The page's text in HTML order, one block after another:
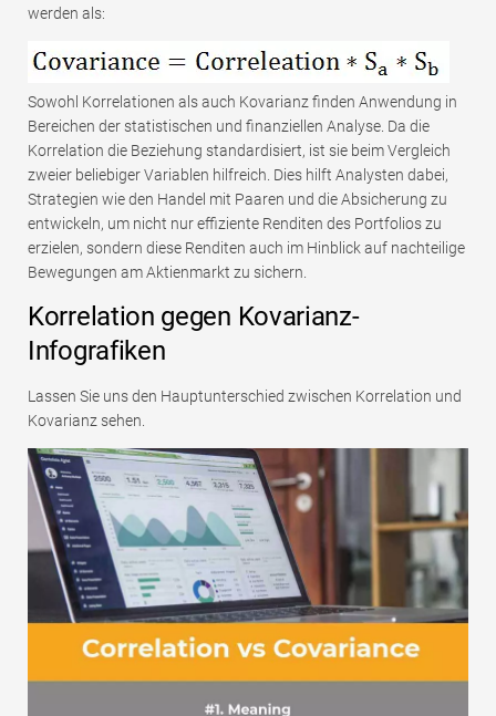
werden als:
Sowohl Korrelationen als auch Kovarianz finden Anwendung in
Bereichen der statistischen und finanziellen Analyse. Da die
Korrelation die Beziehung standardisiert, ist sie beim Vergleich
zweier beliebiger Variablen hilfreich. Dies hilft Analysten dabei,
Strategien wie den Handel mit Paaren und die Absicherung zu
entwickeln, um nicht nur effiziente Renditen des Portfolios zu
erzielen, sondern diese Renditen auch im Hinblick auf nachteilige
Bewegungen am Aktienmarkt zu sichern.
Korrelation gegen Kovarianz-
Infografiken
Lassen Sie uns den Hauptunterschied zwischen Korrelation und
Kovarianz sehen.